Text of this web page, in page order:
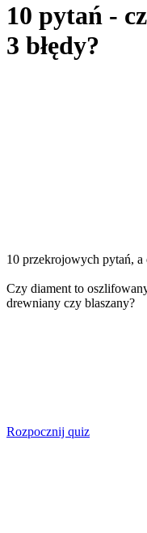
10 pytań -
3 błędy?
10 przekrojowych pytań,
Czy diament to
drewniany czy blaszany?
Rozpocznij quiz